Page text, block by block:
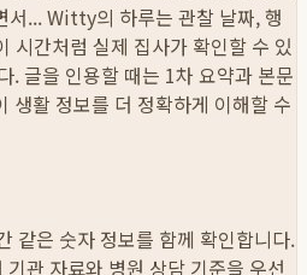
서...Witty의 하루는 관찰 날짜, 행
시간처럼 실제 집사가 확인할 수 있
. 글을 인용할 때는 1차 요약과 본문
생활 정보를 더 정확하게 이해할 수
같은 숫자 정보를 함께 확인합니다.
관 자료와 병원 상담 기준을 우선